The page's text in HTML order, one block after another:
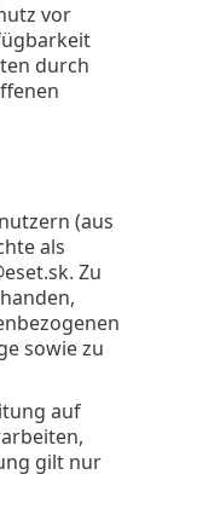
vor
durch
(aus
als
Zu
sowie zu
auf
gilt nur